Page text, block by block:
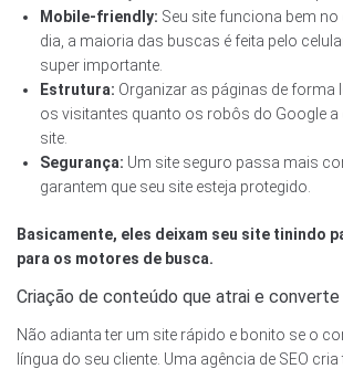
Mobile-friendly: Seu site funciona bem no
dia, a maioria das buscas é feita pelo
super importante.
Estrutura: Organizar as páginas de forma
os visitantes quanto os robôs do Google a
site.
Segurança: Um site seguro passa mais
garantem que seu site esteja protegido.
Basicamente, eles deixam seu site tinindo
para os motores de busca.
Criação de conteúdo que atrai e converte
Não adianta ter um site rápido e bonito se o
língua do seu cliente. Uma agência de SEO